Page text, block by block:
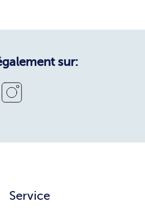
Service
sur: